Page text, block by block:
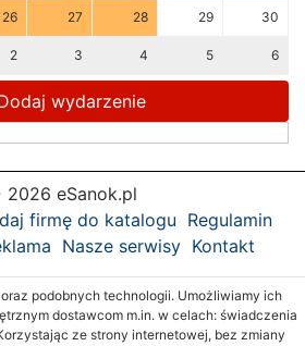
26 27 28 29 30
2 3 4 5 6
wydarzenie
eSanok.pl
firmę do katalogu Regulamin
Nasze serwisy Kontakt
podobnych technologii. Umożliwiamy ich
dostawcom m.in. w celach: świadczenia
ze strony internetowej, bez zmiany